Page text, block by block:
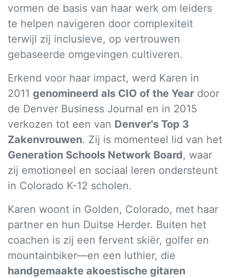
vormen de basis van haar werk om leiders
te helpen navigeren door complexiteit
terwijl zij inclusieve, op vertrouwen
gebaseerde omgevingen cultiveren.
Erkend voor haar impact, werd Karen in
2011 genomineerd als CIO of the Year door
de Denver Business Journal en in 2015
verkozen tot een van Denver's Top 3
Zakenvrouwen. Zij is momenteel lid van het
Generation Schools Network Board, waar
zij emotioneel en sociaal leren ondersteunt
in Colorado K-12 scholen.
Karen woont in Golden, Colorado, met haar
partner en hun Duitse Herder. Buiten het
coachen is zij een fervent skiër, golfer en
mountainbiker—en een luthier, die
handgemaakte akoestische gitaren